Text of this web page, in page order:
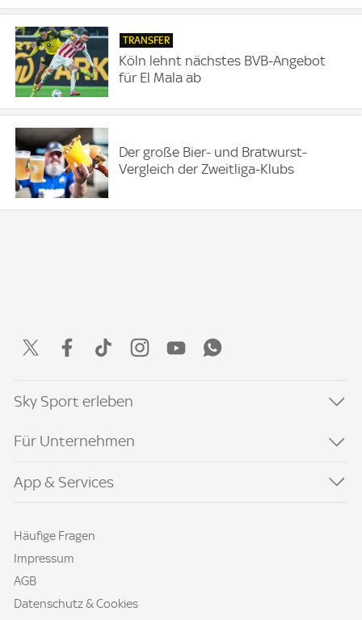
TRANSFER
Köln lehnt nächstes BVB-Angebot
für El Mala ab
Der große Bier- und Bratwurst-
Vergleich der Zweitliga-Klubs
Sky Sport erleben
Für Unternehmen
App & Services
Häufige Fragen
Impressum
AGB
Datenschutz & Cookies